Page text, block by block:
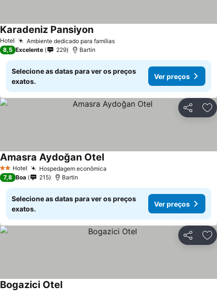
Hotel Ambiente dedicado para famílias
Karadeniz Pansiyon
8,5 Excelente 229 Bartin
Selecione as datas para ver os preços
exatos.
Ver preços
Partilhar
2 Estrelas
Hotel Hospedagem econômica
Amasra Aydoğan Otel
7,8 Boa 215 Bartin
Selecione as datas para ver os preços
exatos.
Ver preços
Partilhar
Bogazici Otel